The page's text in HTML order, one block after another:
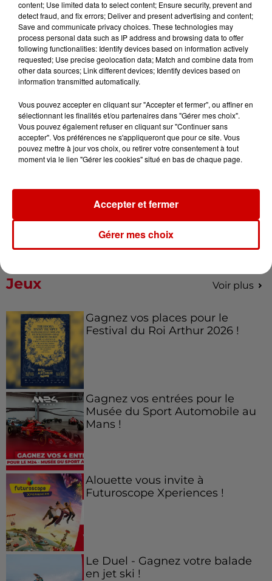
6 août 2026
Un homme décède après une
noyade dans le Finistère
Vendre un chiot en animalerie
peut coûter très cher
Invasion de physalies sur des
plages du Sud-Ouest
Jeux Voir plus
Gagnez vos places pour le
Festival du Roi Arthur 2026 !
Gagnez vos entrées pour le
Musée du Sport Automobile au
Mans !
Alouette vous invite à
Futuroscope Xperiences !
Le Duel - Gagnez votre balade
en jet ski !
content; Use limited data to select content; Ensure security, prevent and
detect fraud, and fix errors; Deliver and present advertising and content;
Save and communicate privacy choices. These technologies may
process personal data such as IP address and browsing data to offer
following functionalities: Identify devices based on information actively
requested; Use precise geolocation data; Match and combine data from
other data sources; Link different devices; Identify devices based on
information transmitted automatically.
Vous pouvez accepter en cliquant sur "Accepter et fermer", ou affiner en
sélectionnant les finalités et/ou partenaires dans "Gérer mes choix".
Vous pouvez également refuser en cliquant sur "Continuer sans
accepter". Vos préférences ne s'appliqueront que pour ce site. Vous
pouvez mettre à jour vos choix, ou retirer votre consentement à tout
moment via le lien "Gérer les cookies" situé en bas de chaque page.
Gérer mes choix
Accepter et fermer